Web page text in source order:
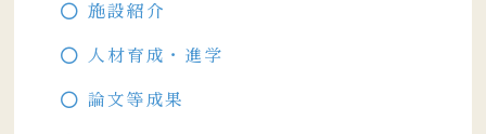
施設紹介
人材育成・進学
論文等成果